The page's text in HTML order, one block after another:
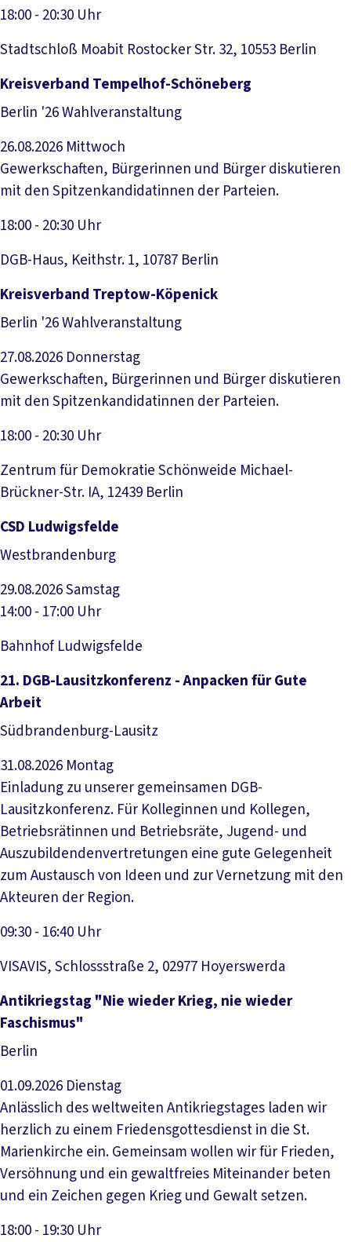
18:00 - 20:30 Uhr
Stadtschloß Moabit Rostocker Str. 32, 10553 Berlin
Veranstaltung anzeigen
Kreisverband Tempelhof-Schöneberg
Berlin '26 Wahlveranstaltung
26.08.2026 Mittwoch
Gewerkschaften, Bürgerinnen und Bürger diskutieren
mit den Spitzenkandidatinnen der Parteien.
18:00 - 20:30 Uhr
DGB-Haus, Keithstr. 1, 10787 Berlin
Veranstaltung anzeigen
Kreisverband Treptow-Köpenick
Berlin '26 Wahlveranstaltung
27.08.2026 Donnerstag
Gewerkschaften, Bürgerinnen und Bürger diskutieren
mit den Spitzenkandidatinnen der Parteien.
18:00 - 20:30 Uhr
Zentrum für Demokratie Schönweide Michael-
Brückner-Str. IA, 12439 Berlin
Veranstaltung anzeigen
CSD Ludwigsfelde
Westbrandenburg
29.08.2026Samstag
14:00 - 17:00 Uhr
Bahnhof Ludwigsfelde
Veranstaltung anzeigen
21. DGB-Lausitzkonferenz - Anpacken für Gute
Arbeit
Südbrandenburg-Lausitz
31.08.2026 Montag
Einladung zu unserer gemeinsamen DGB-
Lausitzkonferenz. Für Kolleginnen und Kollegen,
Betriebsrätinnen und Betriebsräte, Jugend- und
Auszubildendenvertretungen eine gute Gelegenheit
zum Austausch von Ideen und zur Vernetzung mit den
Akteuren der Region.
09:30 - 16:40 Uhr
VISAVIS, Schlossstraße 2, 02977 Hoyerswerda
Veranstaltung anzeigen
Antikriegstag "Nie wieder Krieg, nie wieder
Faschismus"
Berlin
01.09.2026 Dienstag
Anlässlich des weltweiten Antikriegstages laden wir
herzlich zu einem Friedensgottesdienst in die St.
Marienkirche ein. Gemeinsam wollen wir für Frieden,
Versöhnung und ein gewaltfreies Miteinander beten
und ein Zeichen gegen Krieg und Gewalt setzen.
18:00 - 19:30 Uhr